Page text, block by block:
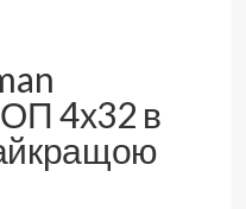
4x32 в